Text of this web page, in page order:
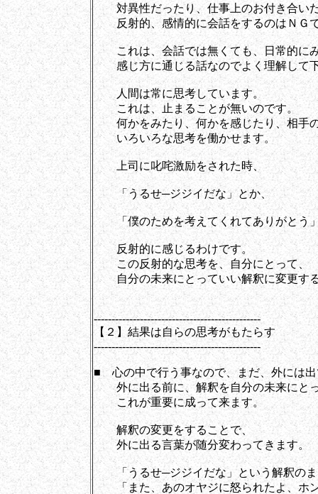
対異性だったり、仕事上のお付き合い
反射的、感情的に会話をするのはＮＧ
これは、会話では無くても、日常的に
感じ方に通じる話なのでよく理解して
人間は常に思考しています。
これは、止まることが無いのです。
何かをみたり、何かを感じたり、相手
いろいろな思考を働かせます。
上司に叱咤激励をされた時、
「うるせ─ジジイだな」とか、
「僕のためを考えてくれてありがとう
反射的に感じるわけです。
この反射的な思考を、自分にとって、
自分の未来にとっていい解釈に変更す
-----------------------------------------------
【２】結果は自らの思考がもたらす
-----------------------------------------------
■ 心の中で行う事なので、まだ、外には
外に出る前に、解釈を自分の未来にと
これが重要に成って来ます。
解釈の変更をすることで、
外に出る言葉が随分変わってきます。
「うるせ─ジジイだな」という解釈のま
「また、あのオヤジに怒られたよ、ホ